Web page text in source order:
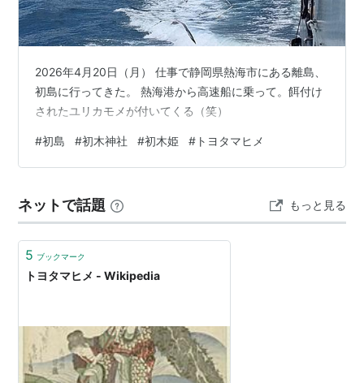
2026年4月20日（月） 仕事で静岡県熱海市にある離島、
初島に行ってきた。 熱海港から高速船に乗って。餌付け
されたユリカモメが付いてくる（笑）
#初島 #初木神社 #初木姫 # トヨタマヒメ
ネットで話題 もっと見る
5 ブックマーク
トヨタマヒメ - Wikipedia